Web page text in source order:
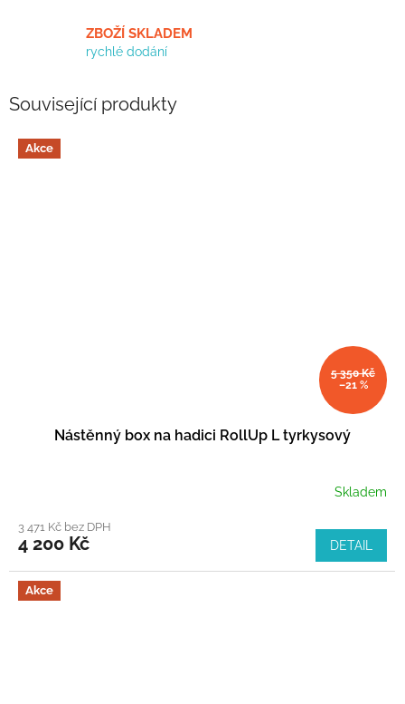
ZBOŽÍ SKLADEM
rychlé dodání
Související produkty
Akce
5 350 Kč
–21 %
Nástěnný box na hadici RollUp L tyrkysový
Skladem
3 471 Kč bez DPH
4 200 Kč DETAIL
Akce